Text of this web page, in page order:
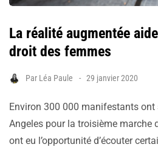
La réalité augmentée
droit des femmes
Par Léa Paule 29 janvier 2020
Environ 300 000 manifestants ont
Angeles pour la troisième marche
ont eu l’opportunité d’écouter